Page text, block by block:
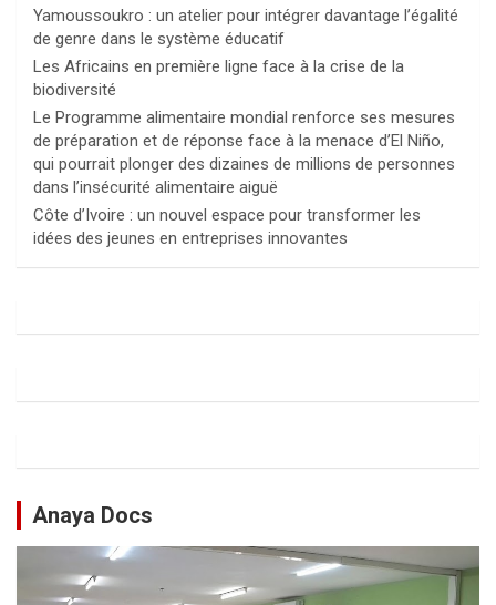
Yamoussoukro : un atelier pour intégrer davantage l’égalité
de genre dans le système éducatif
Les Africains en première ligne face à la crise de la
biodiversité
Le Programme alimentaire mondial renforce ses mesures
de préparation et de réponse face à la menace d’El Niño,
qui pourrait plonger des dizaines de millions de personnes
dans l’insécurité alimentaire aiguë
Côte d’Ivoire : un nouvel espace pour transformer les
idées des jeunes en entreprises innovantes
Anaya Docs